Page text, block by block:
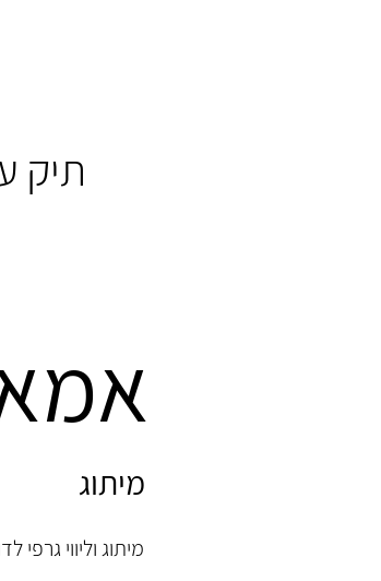
תיק
מיתוג
מיתוג וליווי